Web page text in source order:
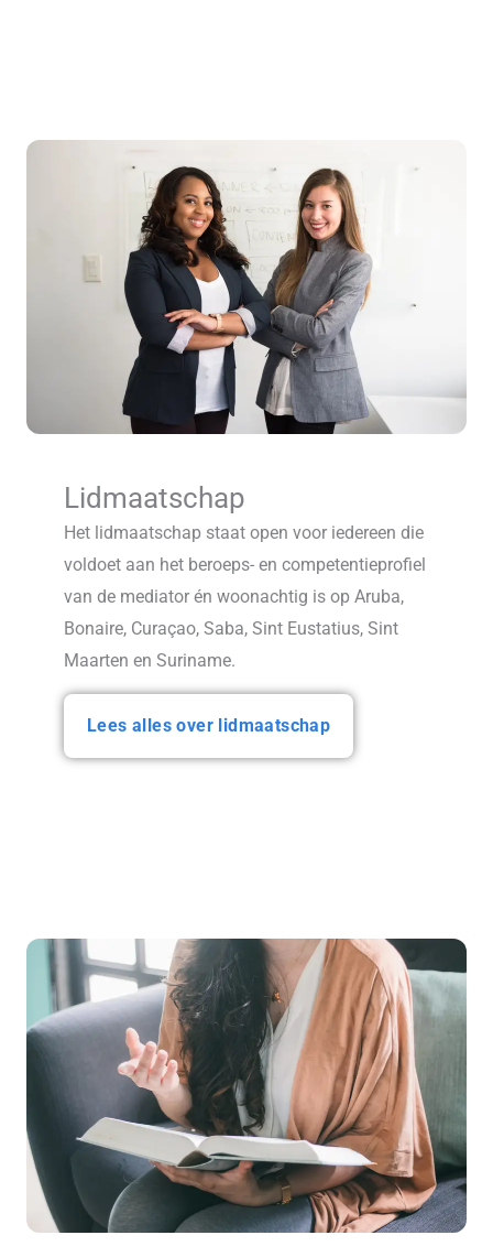
Lidmaatschap
Het lidmaatschap staat open voor iedereen die
voldoet aan het beroeps- en competentieprofiel
van de mediator én woonachtig is op Aruba,
Bonaire, Curaçao, Saba, Sint Eustatius, Sint
Maarten en Suriname.
Lees alles over lidmaatschap